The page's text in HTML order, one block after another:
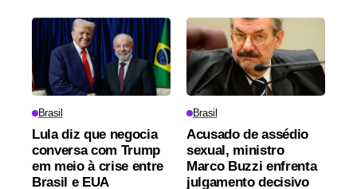
Brasil
Lula diz que negocia
conversa com Trump
em meio à crise entre
Brasil e EUA
Brasil
Acusado de assédio
sexual, ministro
Marco Buzzi enfrenta
julgamento decisivo